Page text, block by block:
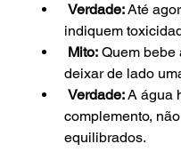
Verdade: Até
indiquem
Mito: Quem bebe
deixar de lado
Verdade: A água
complemento,
equilibrados.